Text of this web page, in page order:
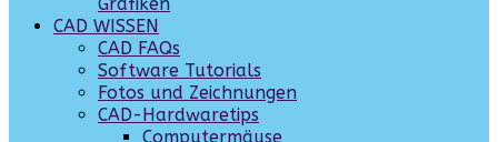
CAD WISSEN
CAD FAQs
Software Tutorials
Fotos und Zeichnungen
CAD-Hardwaretips
Computermäuse